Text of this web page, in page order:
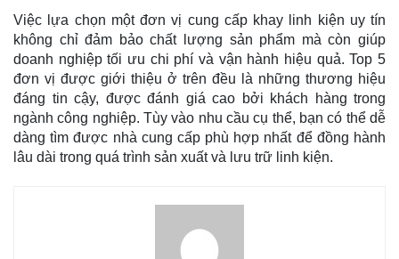
Việc lựa chọn một đơn vị cung cấp khay linh kiện uy tín
không chỉ đảm bảo chất lượng sản phẩm mà còn giúp
doanh nghiệp tối ưu chi phí và vận hành hiệu quả. Top 5
đơn vị được giới thiệu ở trên đều là những thương hiệu
đáng tin cậy, được đánh giá cao bởi khách hàng trong
ngành công nghiệp. Tùy vào nhu cầu cụ thể, bạn có thể dễ
dàng tìm được nhà cung cấp phù hợp nhất để đồng hành
lâu dài trong quá trình sản xuất và lưu trữ linh kiện.